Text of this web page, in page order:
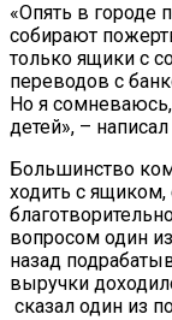
«Опять в городе
собирают
только ящики с
переводов с
Но я
детей», –
Большинство
ходить с
вопросом один
назад
выручки
сказал один из